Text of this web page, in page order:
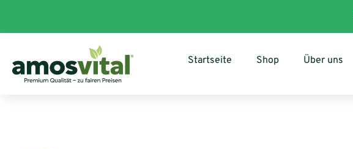
Startseite Shop Über uns